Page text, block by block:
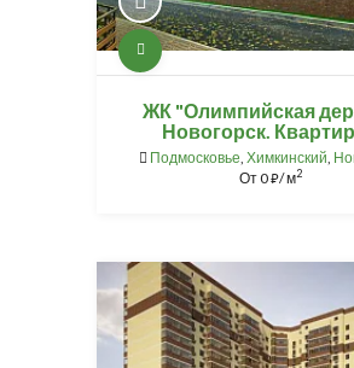
ЖК "Олимпийская
Новогорск.
Подмосковье Химкинский
От0⃏/ м2